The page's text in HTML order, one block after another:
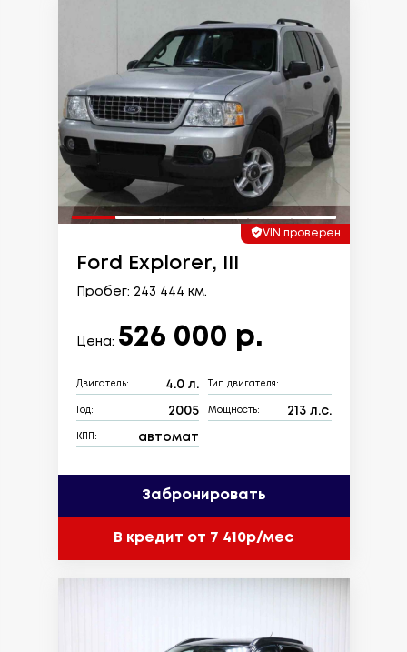
VIN проверен
Ford Explorer, III
Пробег: 243 444 км.
Цена: 526 000 р.
Двигатель: 4.0 л. Тип двигателя:
Год: 2005 Мощность: 213 л.с.
КПП: автомат
Забронировать
В кредит от 7 410р/мес